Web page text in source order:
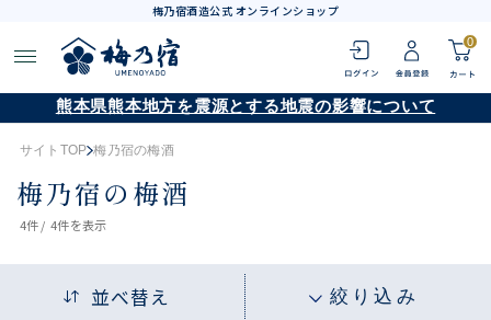
梅乃宿酒造公式 オンラインショップ
0
熊本県熊本地方を震源とする地震の影響について
サイトTOP 梅乃宿の梅酒
梅乃宿の梅酒
4件 / 4件を表示
並べ替え 絞り込み